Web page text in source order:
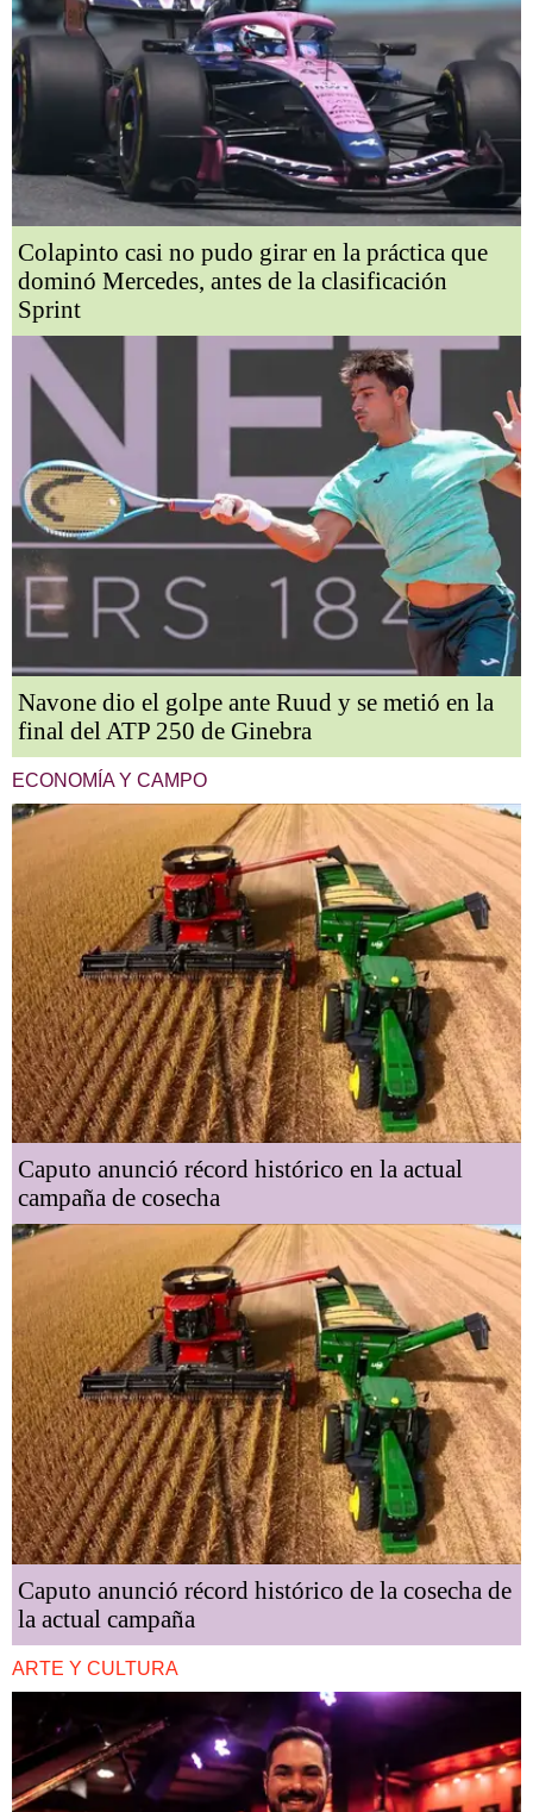
Colapinto casi no pudo girar en la práctica que
dominó Mercedes, antes de la clasificación
Sprint
Navone dio el golpe ante Ruud y se metió en la
final del ATP 250 de Ginebra
ECONOMÍA Y CAMPO
Caputo anunció récord histórico en la actual
campaña de cosecha
Caputo anunció récord histórico de la cosecha de
la actual campaña
ARTE Y CULTURA